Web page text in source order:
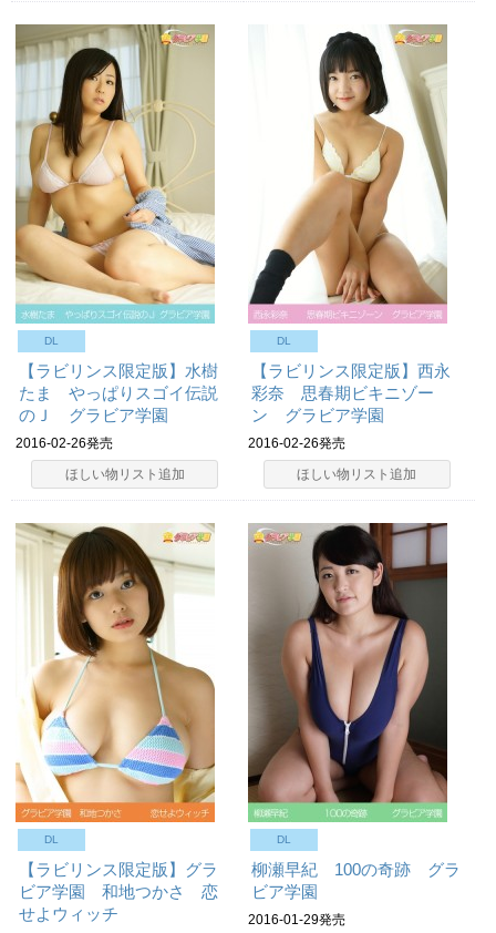
DL
【ラビリンス限定版】水樹
たま やっぱりスゴイ伝説
のＪ グラビア学園
2016-02-26発売
ほしい物リスト追加
DL
【ラビリンス限定版】西永
彩奈 思春期ビキニゾー
ン グラビア学園
2016-02-26発売
ほしい物リスト追加
DL
【ラビリンス限定版】グラ
ビア学園 和地つかさ 恋
せよウィッチ
DL
柳瀬早紀 100の奇跡 グラ
ビア学園
2016-01-29発売